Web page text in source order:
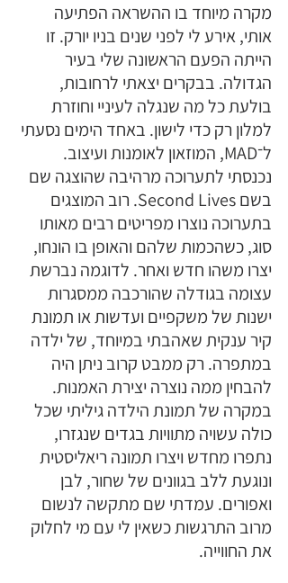
מקרה מיוחד בו ההשראה הפתיעה
אותי, אירע לי לפני שנים בניו יורק. זו
הייתה הפעם הראשונה שלי בעיר
הגדולה. בבקרים יצאתי לרחובות,
בולעת כל מה שנגלה לעיניי וחוזרת
למלון רק כדי לישון. באחד הימים נסעתי
ל־MAD, המוזאון לאומנות ועיצוב.
נכנסתי לתערוכה מרהיבה שהוצגה שם
בשם Second Lives. רוב המוצגים
בתערוכה נוצרו מפריטים רבים מאותו
סוג, כשהכמות שלהם והאופן בו הונחו,
יצרו משהו חדש ואחר. לדוגמה נברשת
עצומה בגודלה שהורכבה ממסגרות
ישנות של משקפיים ועדשות או תמונת
קיר ענקית שאהבתי במיוחד, של ילדה
במתפרה. רק ממבט קרוב ניתן היה
להבחין ממה נוצרה יצירת האמנות.
במקרה של תמונת הילדה גיליתי שכל
כולה עשויה מתוויות בגדים שנגזרו,
נתפרו מחדש ויצרו תמונה ריאליסטית
ונוגעת ללב בגוונים של שחור, לבן
ואפורים. עמדתי שם מתקשה לנשום
מרוב התרגשות כשאין לי עם מי לחלוק
את החווייה.